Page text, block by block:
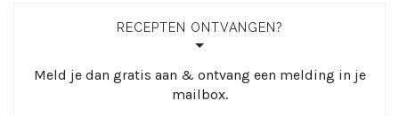
RECEPTEN ONTVANGEN?
Meld je dan gratis aan & ontvang een melding in je
mailbox.